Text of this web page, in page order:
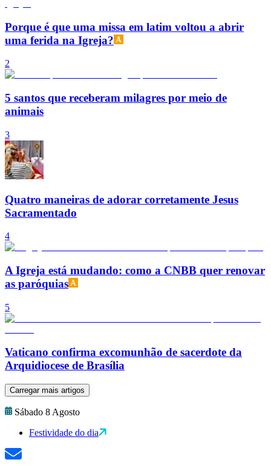
Porque é que uma missa em latim voltou a abrir
uma ferida na Igreja?
2
5 santos que receberam milagres por meio de
animais
3
Quatro maneiras de adorar corretamente Jesus
Sacramentado
4
A Igreja está mudando: como a CNBB quer renovar
as paróquias
5
Vaticano confirma excomunhão de sacerdote da
Arquidiocese de Brasília
Carregar mais artigos
Sábado 8 Agosto
Festividade do dia